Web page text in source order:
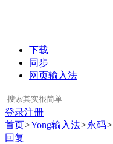
下载
同步
网页输入法
登录注册
首页>Yong输入法>永码>
回复